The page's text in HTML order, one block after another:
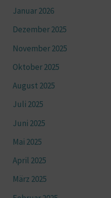
Januar 2026
Dezember 2025
November 2025
Oktober 2025
August 2025
Juli 2025
Juni 2025
Mai 2025
April 2025
März 2025